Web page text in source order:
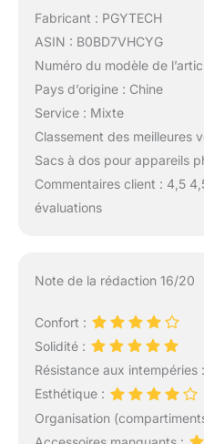
Fabricant : PGYTECH
ASIN : B0BD7VHCYG
Numéro du modèle de
Pays d’origine : Chine
Service : Mixte
Classement des meilleures
Sacs à dos pour appareils
Commentaires client : 4,5
évaluations
Note de la rédaction 16/20
Confort :
Solidité :
Résistance aux intempéries :
Esthétique :
Organisation